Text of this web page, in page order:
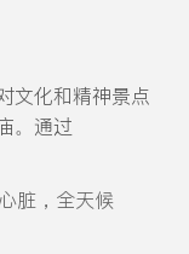
文化和精神景点
。通过
脏，全天候